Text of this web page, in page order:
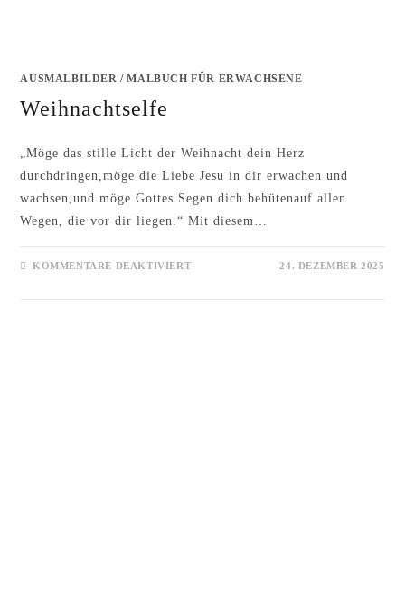
AUSMALBILDER /MALBUCH FÜR ERWACHSENE
Weihnachtselfe
„Möge das stille Licht der Weihnacht dein Herz
durchdringen,möge die Liebe Jesu in dir erwachen und
wachsen,und möge Gottes Segen dich behütenauf allen
Wegen, die vor dir liegen.“ Mit diesem…
KOMMENTARE DEAKTIVIERTFÜR
24. DEZEMBER 2025